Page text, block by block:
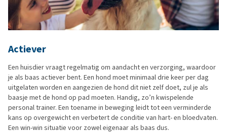
Actiever
Een huisdier vraagt regelmatig om aandacht en verzorging, waardoor
je als baas actiever bent. Een hond moet minimaal drie keer per dag
uitgelaten worden en aangezien de hond dit niet zelf doet, zul je als
baasje met de hond op pad moeten. Handig, zo’n kwispelende
personal trainer. Een toename in beweging leidt tot een verminderde
kans op overgewicht en verbetert de conditie van hart- en bloedvaten.
Een win-win situatie voor zowel eigenaar als baas dus.